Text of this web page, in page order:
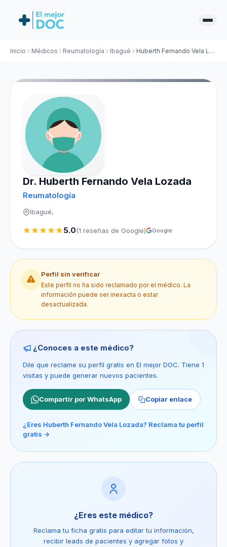
Inicio Médicos Reumatología Ibagué Huberth Fernando Vela Lozada
Dr. Huberth Fernando Vela Lozada
Reumatología
Ibagué,
5.0(1 reseñas de Google) Google
Perfil sin verificar
Este perfil no ha sido reclamado por el médico. La
información puede ser inexacta o estar
desactualizada.
¿Conoces a este médico?
Dile que reclame su perfil gratis en El mejor DOC. Tiene 1
visitas y puede generar nuevos pacientes.
Compartir por WhatsApp Copiar enlace
¿Eres Huberth Fernando Vela Lozada? Reclama tu perfil
gratis →
¿Eres este médico?
Reclama tu ficha gratis para editar tu información,
recibir leads de pacientes y agregar fotos y